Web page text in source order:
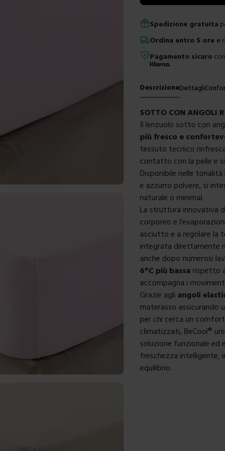
Spedizione gratuita
Ordina entro5 ore e
Pagamento sicuro
DescrizioneDettagli
SOTTO CON ANGOLI
Il lenzuolo sotto con
più fresco e
tessuto tecnico
contatto con la pelle e
Disponibile nelle
e azzurro polvere, si
naturale o minimal.
La struttura innovativa
corporeo e
asciutto e a regolare la
integrata direttamente
anche dopo numerosi
6°C più bassa rispetto
accompagna i
Grazie agli angoli
materasso assicurando
per chi cerca un
climatizzati, BeCool®
soluzione funzionale
freschezza intelligente,
equilibrio.